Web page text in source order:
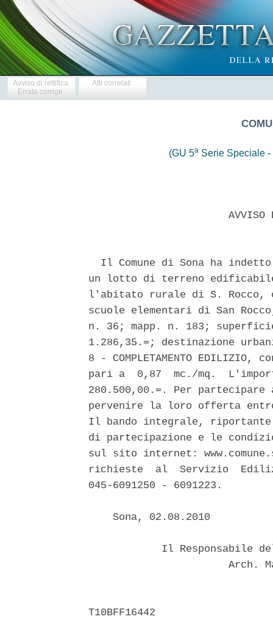
Avviso di rettifica
Errata corrige
Atti correlati
(GU 5aSerie Speciale -
Il Comune di Sona ha
un lotto di terreno edificabile
l'abitato rurale di S. Rocco,
scuole elementari di San
n. 36; mapp. n. 183;
1.286,35.=; destinazione
8 - COMPLETAMENTO
pari a  0,87  mc./mq.
280.500,00.=. Per
pervenire la loro offerta
Il bando integrale,
di partecipazione e le
sul sito internet:
richieste  al  Servizio
045-6091250 - 6091223.
    Sona, 02.08.2010
Il Responsabile
Arch.